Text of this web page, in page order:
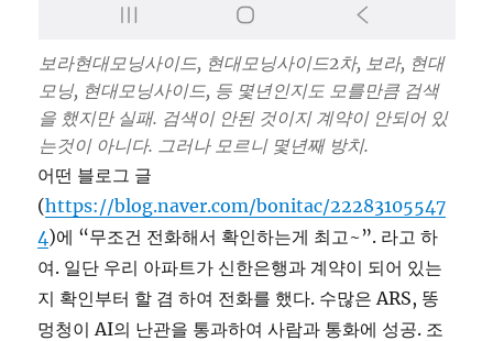
보라현대모닝사이드, 현대모닝사이드2차, 보라, 현대
모닝, 현대모닝사이드, 등 몇년인지도 모를만큼 검색
을 했지만 실패. 검색이 안된 것이지 계약이 안되어 있
는것이 아니다. 그러나 모르니 몇년째 방치.
어떤 블로그 글
(https://blog.naver.com/bonitac/22283105547
4)에 “무조건 전화해서 확인하는게 최고~”. 라고 하
여. 일단 우리 아파트가 신한은행과 계약이 되어 있는
지 확인부터 할 겸 하여 전화를 했다. 수많은 ARS, 똥
멍청이 AI의 난관을 통과하여 사람과 통화에 성공. 조